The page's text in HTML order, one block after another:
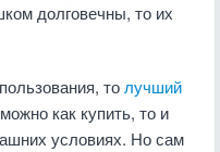
долговечны, то их
то лучший
как купить, то и
условиях. Но сам